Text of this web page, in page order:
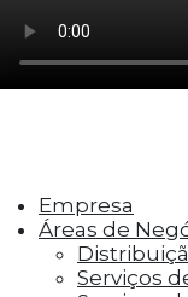
como os
cookies
as métricas
rejeição,
conteúdo do
media,
terceiros.
Empresa
Áreas de
Serviços